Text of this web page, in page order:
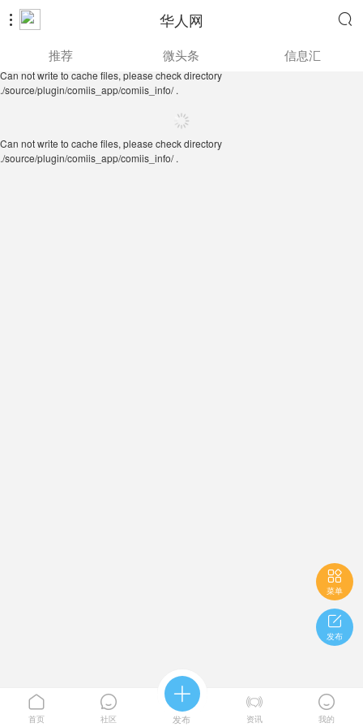
 华人网 
./source/plugin/comiis_app/comiis_info/ .
推荐 微头条 信息汇
Can not write to cache files, please check directory
./source/plugin/comiis_app/comiis_info/ .

菜单

发布

首页

社区

发布

资讯

我的
Can not write to cache files, please check directory
./source/plugin/comiis_app/comiis_info/ .